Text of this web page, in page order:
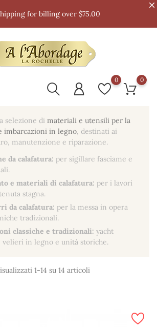
for billing over $75.00
0 0
selezione di materiali e utensili per la
imbarcazioni in legno, destinati ai
manutenzione e riparazione.
da calafatura: per sigillare fasciame e
e materiali di calafatura: per i lavori
stagna.
da calafatura: per la messa in opera
tradizionali.
classiche e tradizionali: yacht
velieri in legno e unità storiche.
1-14 su 14 articoli